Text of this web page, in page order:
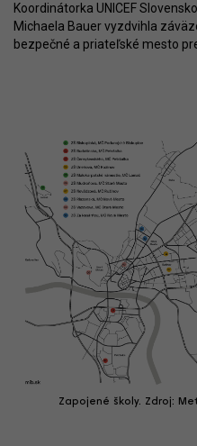
Koordinátorka UNICEF
Michaela Bauer vyzdvihla
bezpečné a priateľské mesto
Zapojené školy. Zdroj: